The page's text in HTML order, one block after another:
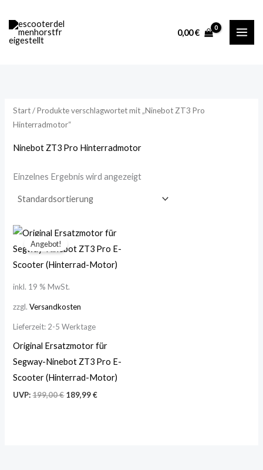
Inhalt
springen
0,00€
i
n
e
s
e
Start/ Produkte verschlagwortet mit „Ninebot ZT3 Pro
Hinterradmotor“
Ninebot ZT3 Pro Hinterradmotor
Einzelnes Ergebnis wird angezeigt
Angebot!
inkl. 19 % MwSt.
zzgl.Versandkosten
Lieferzeit: 2-5 Werktage
Original Ersatzmotor für
Segway-Ninebot ZT3 Pro E-
Scooter (Hinterrad-Motor)
UVP: 199,00€
Ursprünglicher
Preis
war:
189,99€
Aktueller
Preis
ist:
189,99 €.